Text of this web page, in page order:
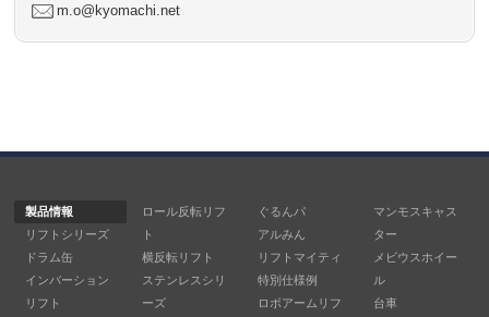
m.o@kyomachi.net
製品情報
リフトシリーズ
ドラム缶
インバーション
リフト
ロール反転リフ
ト
横反転リフト
ステンレスシリ
ーズ
ぐるんパ
アルみん
リフトマイティ
特別仕様例
ロボアームリフ
マンモスキャス
ター
メビウスホイー
ル
台車